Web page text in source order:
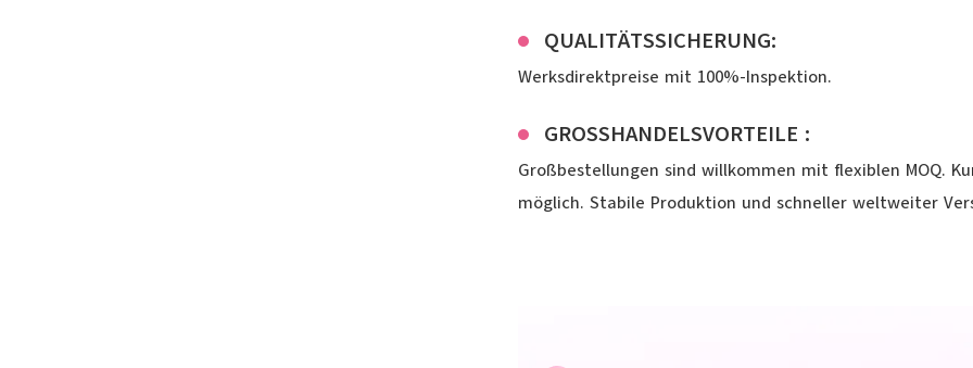
QUALITÄTSSICHERUNG:
Werksdirektpreise mit 100%-Inspektion.
GROSSHANDELSVORTEILE :
Großbestellungen sind willkommen mit flexiblen MOQ.
möglich. Stabile Produktion und schneller weltweiter